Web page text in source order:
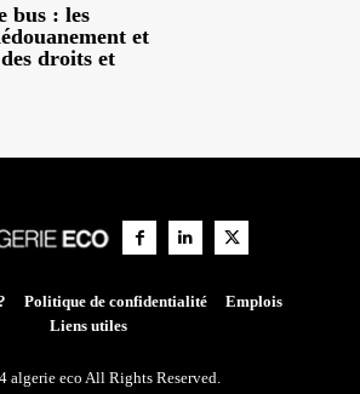
bus : les
et
droits et
Politique de confidentialité
Emplois
Liens utiles
algerie eco All Rights Reserved.